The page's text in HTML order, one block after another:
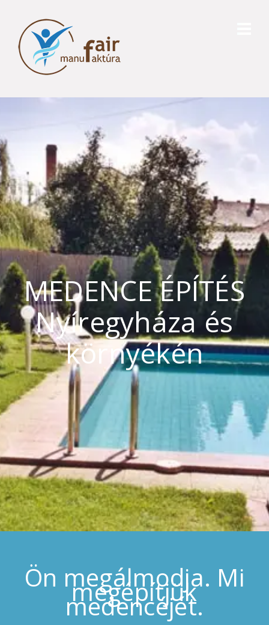
MEDENCE ÉPÍTÉS
Nyíregyháza és
környékén
Ön megálmodja. Mi
megépítjük
medencéjét.